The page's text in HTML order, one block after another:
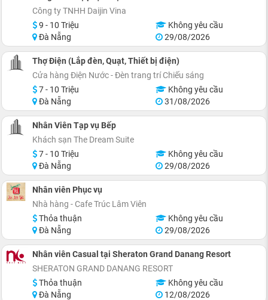
Công ty TNHH Daijin Vina
9 - 10 Triệu
Không yêu cầu
Đà Nẵng
29/08/2026
Thợ Điện (Lắp đèn, Quạt, Thiết bị điện)
Cửa hàng Điện Nước - Đèn trang trí Chiếu sáng
7 - 10 Triệu
Không yêu cầu
Đà Nẵng
31/08/2026
Nhân Viên Tạp vụ Bếp
Khách sạn The Dream Suite
7 - 10 Triệu
Không yêu cầu
Đà Nẵng
29/08/2026
Nhân viên Phục vụ
Nhà hàng - Cafe Trúc Lâm Viên
Thỏa thuận
Không yêu cầu
Đà Nẵng
29/08/2026
Nhân viên Casual tại Sheraton Grand Danang Resort
SHERATON GRAND DANANG RESORT
Thỏa thuận
Không yêu cầu
Đà Nẵng
12/08/2026